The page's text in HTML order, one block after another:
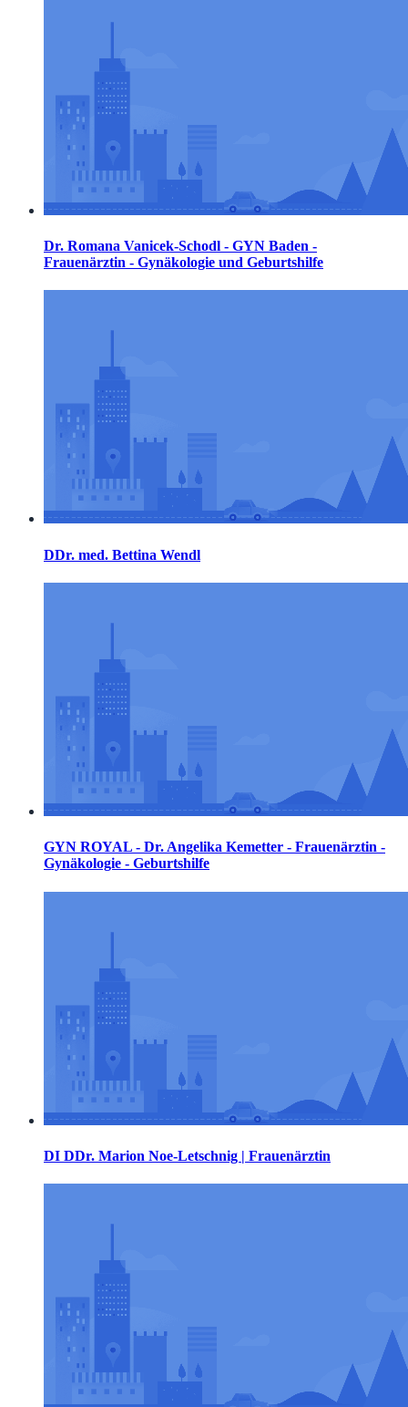
Dr. Romana Vanicek-Schodl - GYN Baden -
Frauenärztin - Gynäkologie und Geburtshilfe
DDr. med. Bettina Wendl
GYN ROYAL - Dr. Angelika Kemetter - Frauenärztin -
Gynäkologie - Geburtshilfe
DI DDr. Marion Noe-Letschnig | Frauenärztin